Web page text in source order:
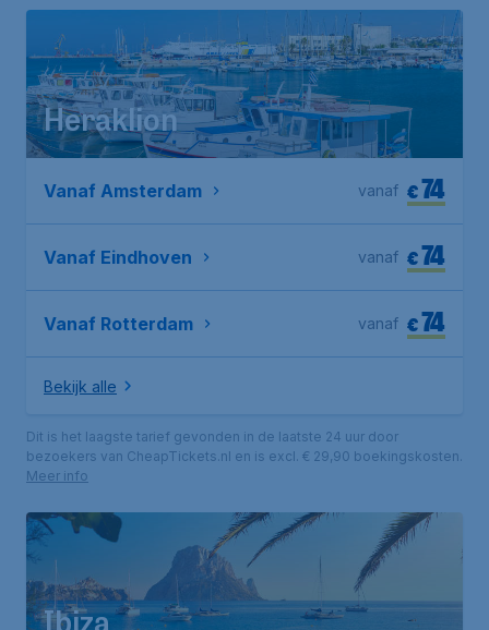
Heraklion
Vanaf Amsterdam €74
vanaf
Vanaf Eindhoven €74
vanaf
Vanaf Rotterdam €74
vanaf
Bekijk alle
Dit is het laagste tarief gevonden in de laatste 24 uur door
bezoekers van CheapTickets.nl en is excl. € 29,90 boekingskosten.
Meer info